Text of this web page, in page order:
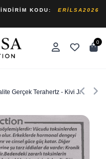
KODU:
ERILSA2026
0
Gerçek Terahertz - Kivi Jasper